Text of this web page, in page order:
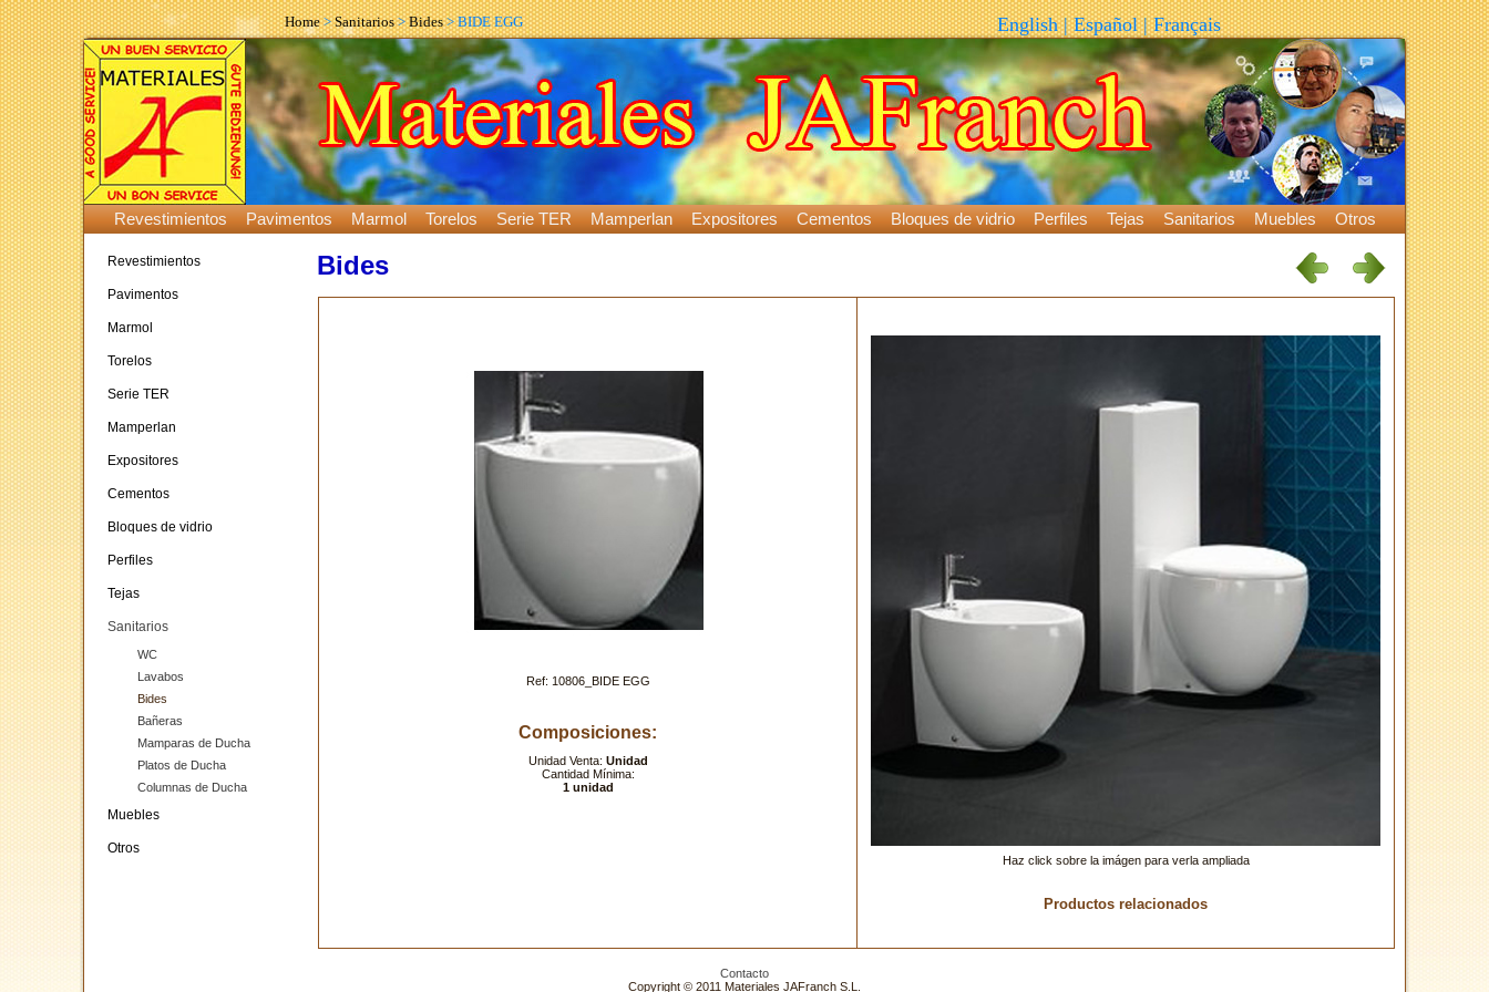
Home>Sanitarios>Bides> BIDE EGG English|Español|Français
Revestimientos Pavimentos Marmol Torelos Serie TER Mamperlan Expositores Cementos Bloques de vidrio Perfiles Tejas Sanitarios Muebles Otros
Revestimientos
Pavimentos
Marmol
Torelos
Serie TER
Mamperlan
Expositores
Cementos
Bloques de vidrio
Perfiles
Tejas
Sanitarios
WC
Lavabos
Bides
Bañeras
Mamparas de Ducha
Platos de Ducha
Columnas de Ducha
Muebles
Otros
Bides
Ref: 10806_BIDE EGG
Composiciones:
Unidad Venta: Unidad
Cantidad Mínima:
1 unidad
Haz click sobre la imágen para verla ampliada
Productos relacionados
Contacto
Copyright © 2011 Materiales JAFranch S.L.